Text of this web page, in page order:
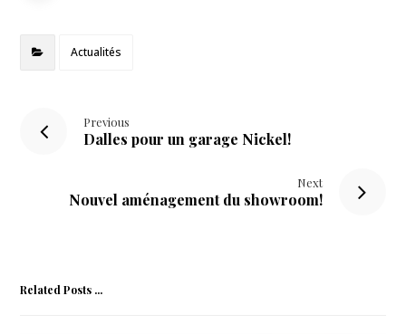
Actualités
Previous
Dalles pour un garage Nickel!
Next
Nouvel aménagement du showroom!
Related Posts ...